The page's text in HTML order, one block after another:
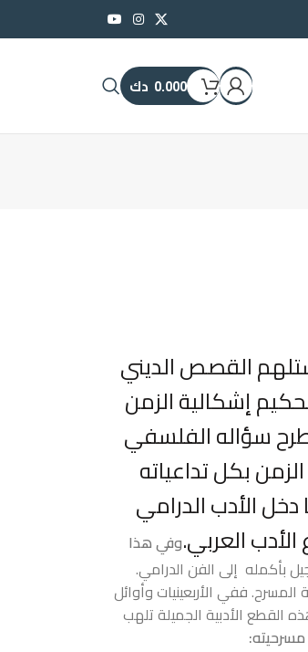
0.000 دك
القصص الديني
إشكالية الزمن
سؤاله الفلسفي
بكل تداعياته
الأدب الدرامي
العربي.وفي هذا
إلى الفن الدرامي.
ففي الأربعينيات وأوائل
القطع الأدبية الجميلة تلهب